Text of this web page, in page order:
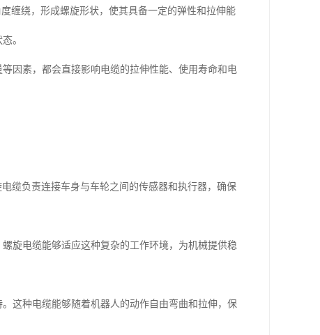
缠绕，形成螺旋形状，使其具备一定的弹性和拉伸能
。
因素，都会直接影响电缆的拉伸性能、使用寿命和电
缆负责连接车身与车轮之间的传感器和执行器，确保
旋电缆能够适应这种复杂的工作环境，为机械提供稳
这种电缆能够随着机器人的动作自由弯曲和拉伸，保